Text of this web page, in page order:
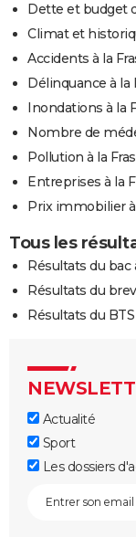
Dette et budget
Climat et
Accidents à la
Délinquance à la
Inondations à la
Nombre de
Pollution à la
Entreprises à la
Prix immobilier à
Tous les
Résultats du bac
Résultats du
Résultats du
Actualité
Sport
Les dossiers